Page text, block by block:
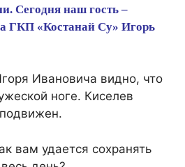
Сегодня наш гость –
ГКП «Костанай Су» Игорь
Ивановича видно, что
ноге. Киселев
вам удается сохранять